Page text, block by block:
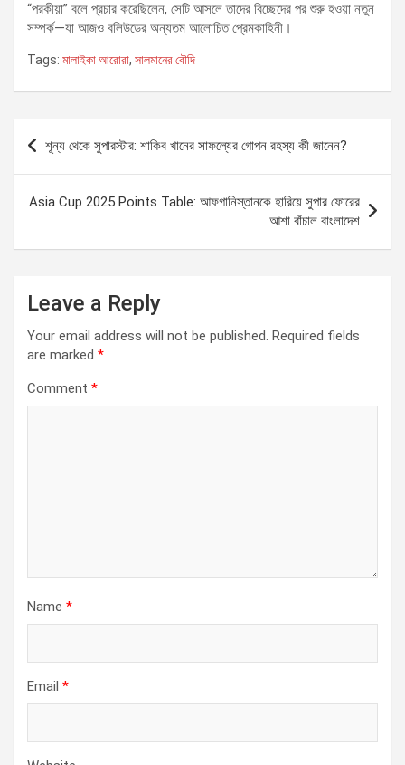
“পরকীয়া” বলে প্রচার করেছিলেন, সেটি আসলে তাদের বিচ্ছেদের পর শুরু হওয়া নতুন
সম্পর্ক—যা আজও বলিউডের অন্যতম আলোচিত প্রেমকাহিনী।
Tags: মালাইকা আরোরা, সালমানের বৌদি
Post
navigation
শূন্য থেকে সুপারস্টার: শাকিব খানের সাফল্যের গোপন রহস্য কী জানেন?
Asia Cup 2025 Points Table: আফগানিস্তানকে হারিয়ে সুপার ফোরের
আশা বাঁচাল বাংলাদেশ
Leave a Reply
Your email address will not be published. Required fields
are marked *
Comment *
Name *
Email *